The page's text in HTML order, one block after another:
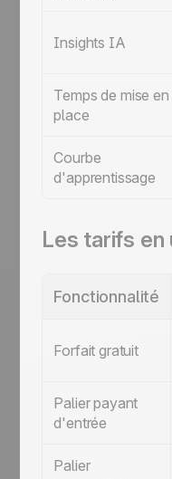
Insights IA
Temps de mise en
place
Courbe
d'apprentissage
Les tarifs
Fonctionnalité
Forfait gratuit
Palier payant
d'entrée
Palier